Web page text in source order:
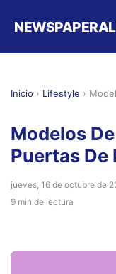
Inicio › Lifestyle ›
Modelos
Puertas De
jueves, 16 de octubre de
9 min de lectura